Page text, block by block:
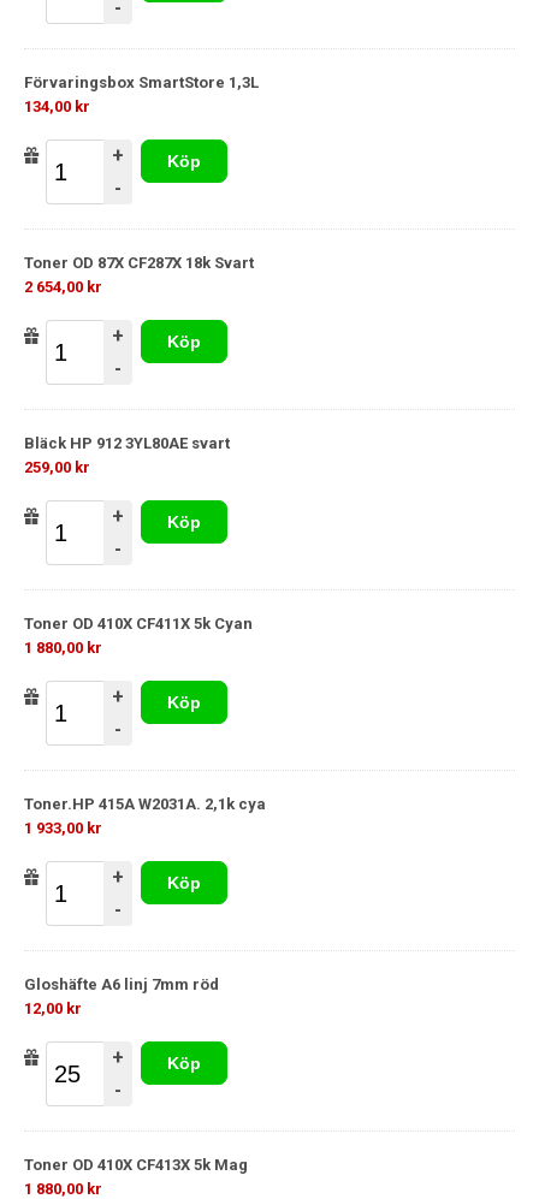
-
Förvaringsbox SmartStore 1,3L
134,00 kr
+
-
Köp
Toner OD 87X CF287X 18k Svart
2 654,00 kr
+
-
Köp
Bläck HP 912 3YL80AE svart
259,00 kr
+
-
Köp
Toner OD 410X CF411X 5k Cyan
1 880,00 kr
+
-
Köp
Toner.HP 415A W2031A. 2,1k cya
1 933,00 kr
+
-
Köp
Gloshäfte A6 linj 7mm röd
12,00 kr
+
-
Köp
Toner OD 410X CF413X 5k Mag
1 880,00 kr